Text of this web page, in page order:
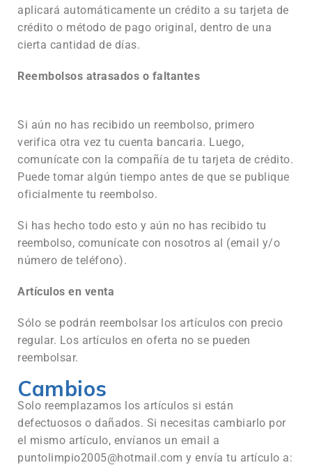
aplicará automáticamente un crédito a su tarjeta de
crédito o método de pago original, dentro de una
cierta cantidad de días.
Reembolsos atrasados o faltantes
Si aún no has recibido un reembolso, primero
verifica otra vez tu cuenta bancaria. Luego,
comunícate con la compañía de tu tarjeta de crédito.
Puede tomar algún tiempo antes de que se publique
oficialmente tu reembolso.
Si has hecho todo esto y aún no has recibido tu
reembolso, comunícate con nosotros al (email y/o
número de teléfono).
Artículos en venta
Sólo se podrán reembolsar los artículos con precio
regular. Los artículos en oferta no se pueden
reembolsar.
Cambios
Solo reemplazamos los artículos si están
defectuosos o dañados. Si necesitas cambiarlo por
el mismo artículo, envíanos un email a
puntolimpio2005@hotmail.com y envía tu artículo a: